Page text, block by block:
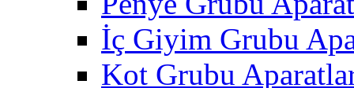
İç Giyim Grubu
Kot Grubu